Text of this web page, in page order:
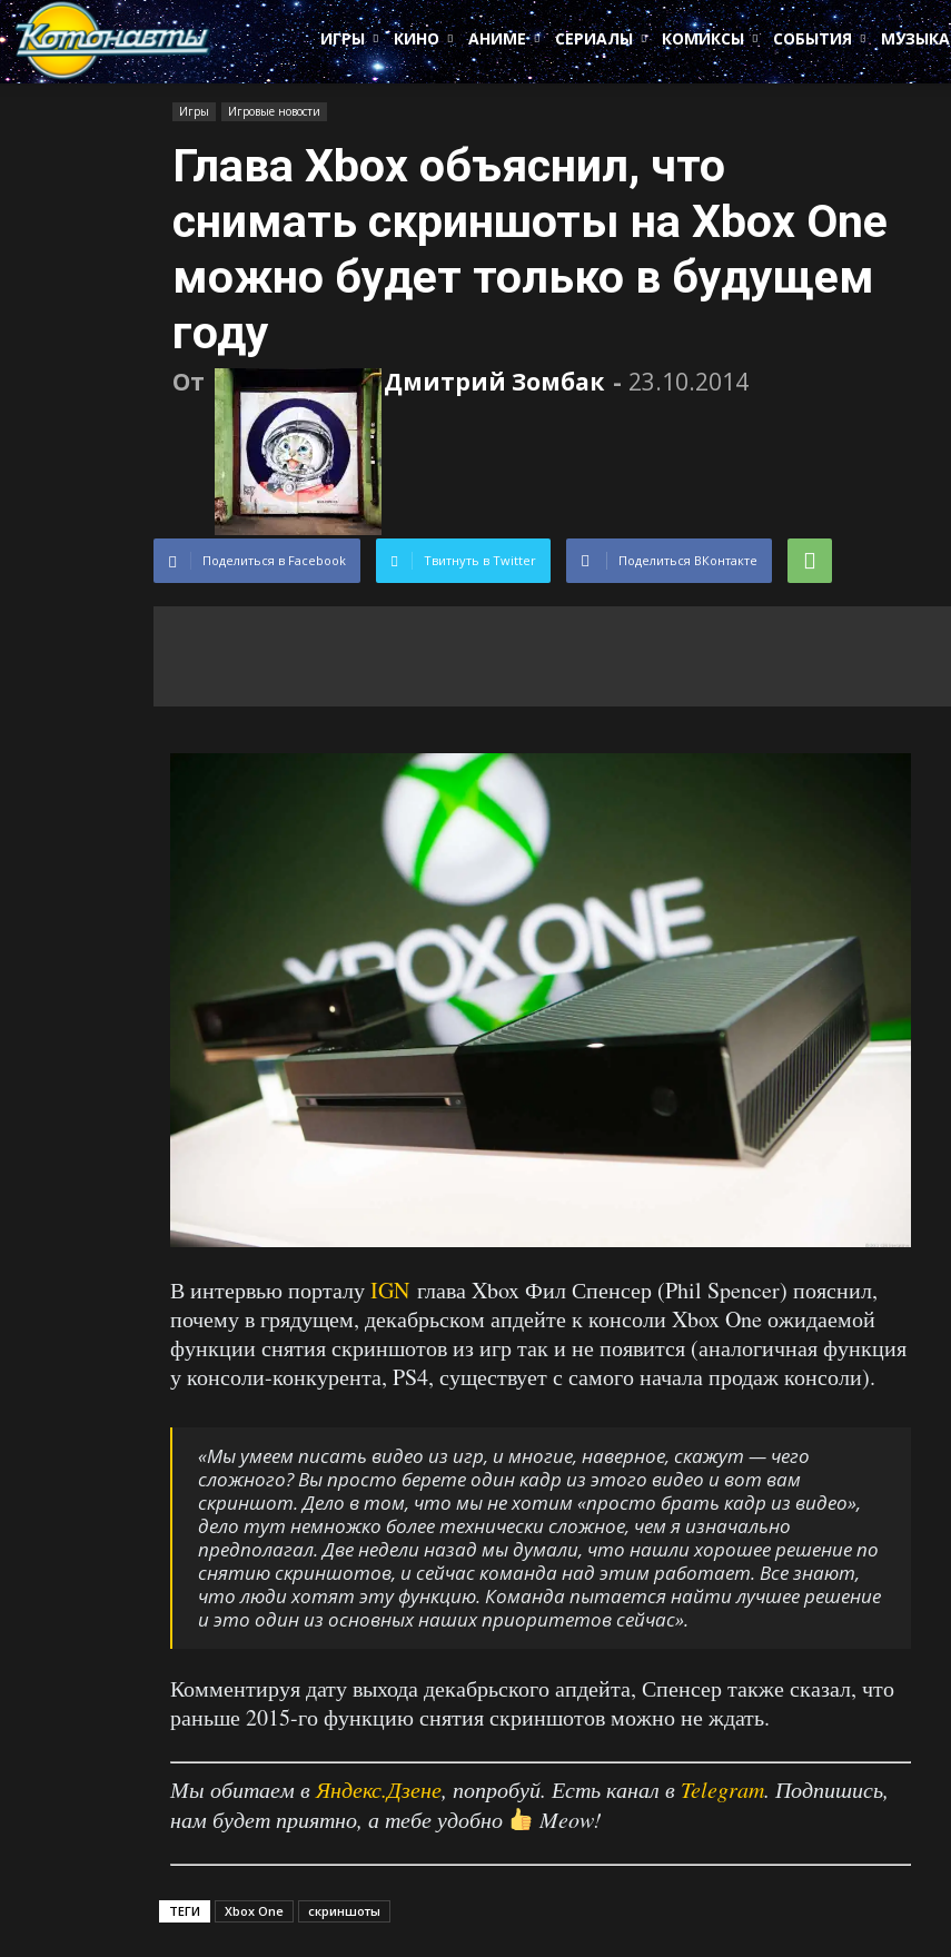
Котонавты
ИГРЫ
КИНО АНИМЕ СЕРИАЛЫ КОМИКСЫ СОБЫТИЯ МУЗЫКА
Игры Игровые новости
Глава Xbox объяснил, что
снимать скриншоты на Xbox One
можно будет только в будущем
году
От Дмитрий Зомбак - 23.10.2014
Поделиться в Facebook Твитнуть в Twitter Поделиться ВКонтакте
В интервью порталуIGN глава Xbox Фил Спенсер (Phil Spencer) пояснил,
почему в грядущем, декабрьском апдейте к консоли Xbox One ожидаемой
функции снятия скриншотов из игр так и не появится (аналогичная функция
у консоли-конкурента, PS4, существует с самого начала продаж консоли).
«Мы умеем писать видео из игр, и многие, наверное, скажут — чего
сложного? Вы просто берете один кадр из этого видео и вот вам
скриншот. Дело в том, что мы не хотим «просто брать кадр из видео»,
дело тут немножко более технически сложное, чем я изначально
предполагал. Две недели назад мы думали, что нашли хорошее решение по
снятию скриншотов, и сейчас команда над этим работает. Все знают,
что люди хотят эту функцию. Команда пытается найти лучшее решение
и это один из основных наших приоритетов сейчас».
Комментируя дату выхода декабрьского апдейта, Спенсер также сказал, что
раньше 2015-го функцию снятия скриншотов можно не ждать.
Мы обитаем в Яндекс.Дзене, попробуй. Есть канал в Telegram. Подпишись,
нам будет приятно, а тебе удобно
Meow!
ТЕГИ Xbox One скриншоты